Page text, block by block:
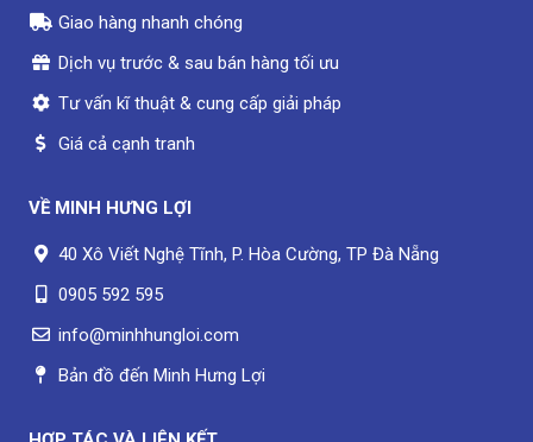
Giao hàng nhanh chóng
Dịch vụ trước & sau bán hàng tối ưu
Tư vấn kĩ thuật & cung cấp giải pháp
Giá cả cạnh tranh
VỀ MINH HƯNG LỢI
40 Xô Viết Nghệ Tĩnh, P. Hòa Cường, TP Đà Nẵng
0905 592 595
info@minhhungloi.com
Bản đồ đến Minh Hưng Lợi